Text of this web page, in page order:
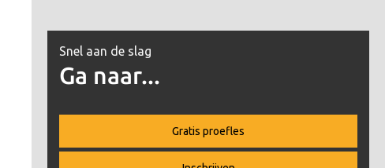
Snel aan de slag
Ga naar...
Gratis proefles